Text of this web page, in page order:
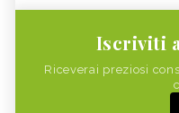
Iscriviti
Riceverai preziosi